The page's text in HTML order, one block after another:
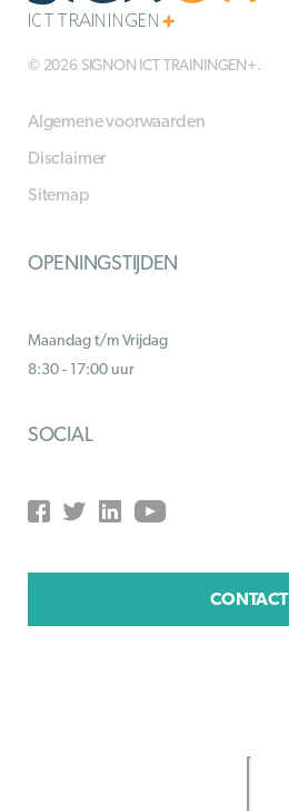
© 2026 SIGNON ICT TRAININGEN+.
Algemene voorwaarden
Disclaimer
Sitemap
OPENINGSTIJDEN
Maandag t/m Vrijdag
8:30 - 17:00 uur
SOCIAL
CONTACT